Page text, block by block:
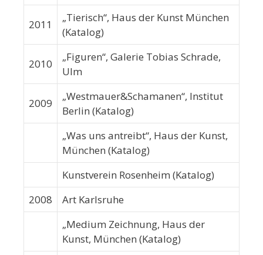
2011
„Tierisch“, Haus der Kunst München
(Katalog)
2010
„Figuren“, Galerie Tobias Schrade,
Ulm
2009
„Westmauer&Schamanen“, Institut
Berlin (Katalog)
„Was uns antreibt“, Haus der Kunst,
München (Katalog)
Kunstverein Rosenheim (Katalog)
2008
Art Karlsruhe
„Medium Zeichnung, Haus der
Kunst, München (Katalog)